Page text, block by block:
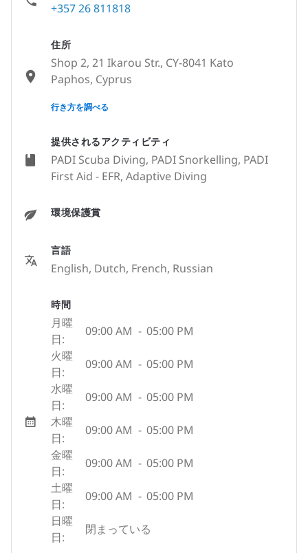
提供されるアクティビティ
PADI Scuba Diving, PADI Snorkelling, PADI
First Aid - EFR, Adaptive Diving
環境保護賞
言語
English, Dutch, French, Russian
時間
月曜
日:
09:00 AM - 05:00 PM
火曜
日:
09:00 AM - 05:00 PM
水曜
日:
09:00 AM - 05:00 PM
木曜
日:
09:00 AM - 05:00 PM
金曜
日:
09:00 AM - 05:00 PM
土曜
日:
09:00 AM - 05:00 PM
日曜
日:
閉まっている
+357 26 811818
住所
Shop 2, 21 Ikarou Str., CY-8041 Kato
Paphos, Cyprus
None
行き方を調べる